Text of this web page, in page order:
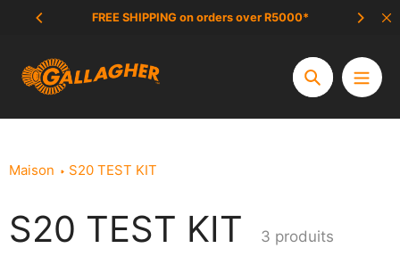
contenu
FREE SHIPPING on orders over R5000*
Chercher
Maison S20 TEST KIT
Le
recueil:
S20 TEST KIT 3 produits